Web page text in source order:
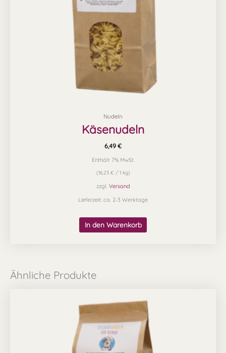
Nudeln
Käsenudeln
6,49 €
Enthält 7% MwSt.
(16,23 € / 1 kg)
zzgl. Versand
Lieferzeit: ca. 2-3 Werktage
In den Warenkorb
Ähnliche Produkte